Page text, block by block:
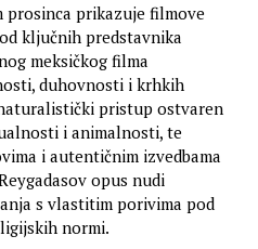
prosinca prikazuje filmove
ključnih predstavnika
meksičkog filma
duhovnosti i krhkih
pristup ostvaren
i animalnosti, te
i autentičnim izvedbama
opus nudi
s vlastitim porivima pod
normi.